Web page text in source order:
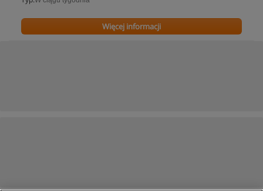
Więcej informacji